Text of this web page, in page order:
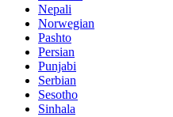
Nepali
Norwegian
Pashto
Persian
Punjabi
Serbian
Sesotho
Sinhala